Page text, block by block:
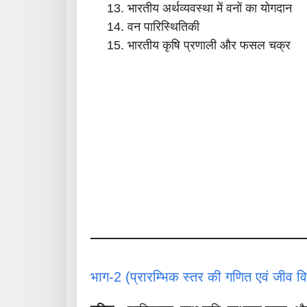
भारतीय अर्थव्यवस्था में वनों का योगदान
वन पारिस्थितिकी
भारतीय कृषि प्रणाली और फसल चक्र
भाग-2 (प्रारम्भिक स्तर की गणित एवं जीव